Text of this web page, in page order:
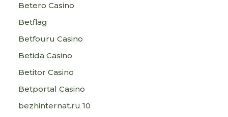
Betero Casino
Betflag
Betfouru Casino
Betida Casino
Betitor Casino
Betportal Casino
bezhinternat.ru 10